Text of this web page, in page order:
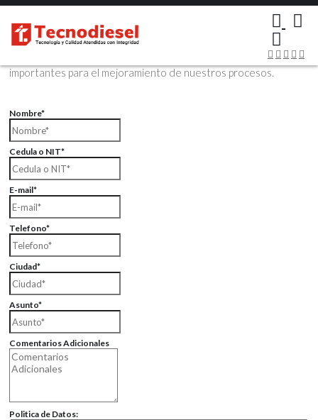
Contáctenos Vía Email
Envíenos sus datos con sus comentarios, sus opiniones son muy
importantes para el mejoramiento de nuestros procesos.
Nombre*
Cedula o NIT*
E-mail*
Telefono*
Ciudad*
Asunto*
Comentarios Adicionales
Politica de Datos: